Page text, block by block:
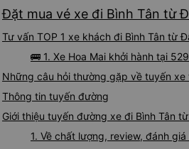
Đặt mua vé xe đi Bình Tân từ
Tư vấn TOP 1 xe khách đi Bình Tân từ
🚌 1. Xe Hoa Mai khởi hành tại
Những câu hỏi thường gặp về tuyến
Thông tin tuyến đường
Giới thiệu tuyến đường xe đi Bình Tân
1. Về chất lượng, review, đánh